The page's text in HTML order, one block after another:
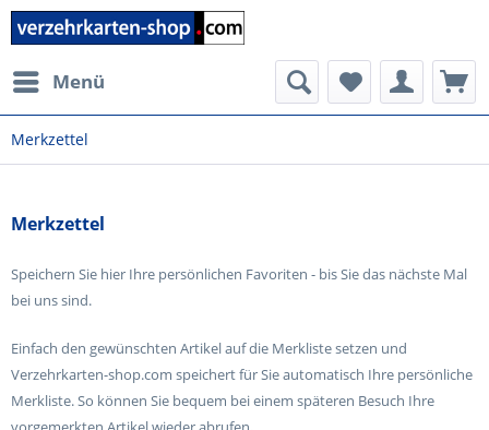
Menü
Merkzettel
Merkzettel
Speichern Sie hier Ihre persönlichen Favoriten - bis Sie das nächste Mal
bei uns sind.
Einfach den gewünschten Artikel auf die Merkliste setzen und
Verzehrkarten-shop.com speichert für Sie automatisch Ihre persönliche
Merkliste. So können Sie bequem bei einem späteren Besuch Ihre